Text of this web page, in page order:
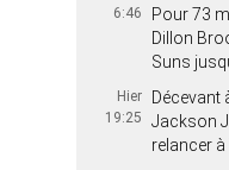
6:46
Pour 73
Dillon
Suns
Hier
19:25
Décevant
Jackson
relancer